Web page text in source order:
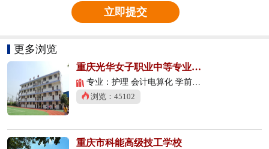
立即提交
更多浏览
重庆光华女子职业中等专业学校
专业：护理 会计电算化 学前教育
浏览：45102
重庆市科能高级技工学校